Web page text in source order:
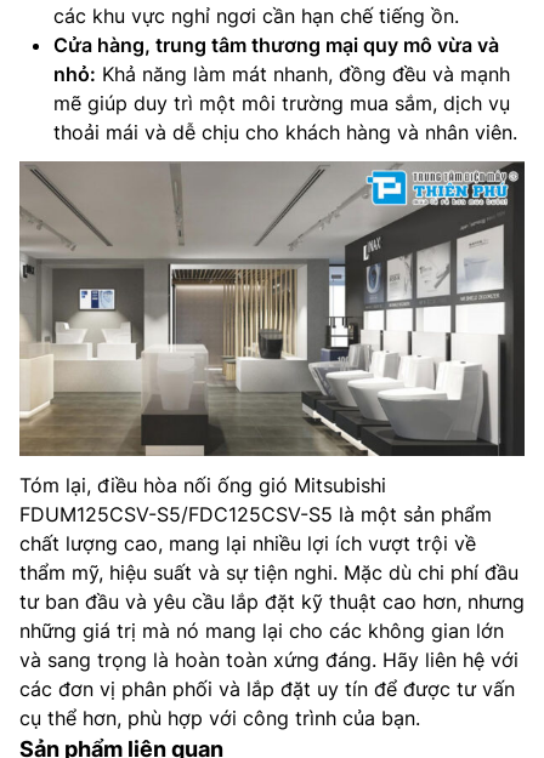
các khu vực nghỉ ngơi cần hạn chế tiếng ồn.
Cửa hàng, trung tâm thương mại quy mô vừa và
nhỏ: Khả năng làm mát nhanh, đồng đều và mạnh
mẽ giúp duy trì một môi trường mua sắm, dịch vụ
thoải mái và dễ chịu cho khách hàng và nhân viên.
Tóm lại, điều hòa nối ống gió Mitsubishi
FDUM125CSV-S5/FDC125CSV-S5 là một sản phẩm
chất lượng cao, mang lại nhiều lợi ích vượt trội về
thẩm mỹ, hiệu suất và sự tiện nghi. Mặc dù chi phí đầu
tư ban đầu và yêu cầu lắp đặt kỹ thuật cao hơn, nhưng
những giá trị mà nó mang lại cho các không gian lớn
và sang trọng là hoàn toàn xứng đáng. Hãy liên hệ với
các đơn vị phân phối và lắp đặt uy tín để được tư vấn
cụ thể hơn, phù hợp với công trình của bạn.
Sản phẩm liên quan